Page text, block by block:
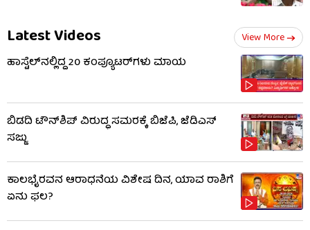
Latest Videos View More
ಹಾಸ್ಟೆಲ್‌ನಲ್ಲಿದ್ದ 20 ಕಂಪ್ಯೂಟರ್‌ಗಳು ಮಾಯ
ಬಿಡದಿ ಟೌನ್‌ಶಿಪ್ ವಿರುದ್ಧ ಸಮರಕ್ಕೆ ಬಿಜೆಪಿ, ಜೆಡಿಎಸ್
ಸಜ್ಜು
ಕಾಲಭೈರವನ ಆರಾಧನೆಯ ವಿಶೇಷ ದಿನ, ಯಾವ ರಾಶಿಗೆ
ಏನು ಫಲ?